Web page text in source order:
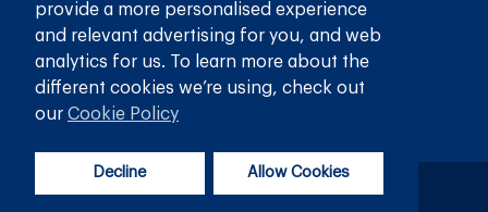
GET THE RAIN HARVESTING™ APP
Politique de confidentialité Termes et conditions
provide a more personalised experience
and relevant advertising for you, and web
analytics for us. To learn more about the
different cookies we’re using, check out
our Cookie Policy
Decline Allow Cookies